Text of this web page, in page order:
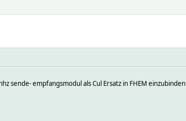
sende- empfangsmodul als Cul Ersatz in FHEM